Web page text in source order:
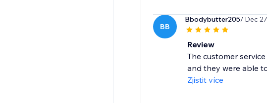
BB
Bbodybutter205/ Dec
Review
The customer
and they were able
Zjistit více